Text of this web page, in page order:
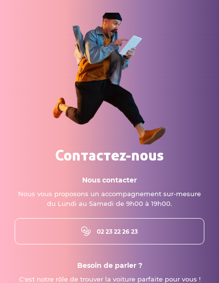
Contactez-nous
Nous contacter
Nous vous proposons un accompagnement sur-mesure
du Lundi au Samedi de 9h00 à 19h00.
02 23 22 26 23
Besoin de parler ?
C'est notre rôle de trouver la voiture parfaite pour vous !